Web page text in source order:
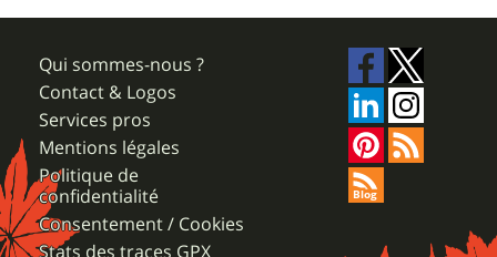
Qui sommes-nous ?
Contact & Logos
Services pros
Mentions légales
Politique de
confidentialité
Consentement / Cookies
Stats des traces GPX